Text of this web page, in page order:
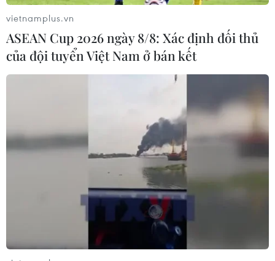
dự án "Dòng chảy phương Bắc 2" đi vào hoạt động bất
chấp căng thẳng xung quanh vấn đề Ukraine.
Thủ tướng Hungary ưu tiên đảm bảo
vietnamplus.vn
ASEAN Cup 2026 ngày 8/8: Xác định đối thủ
của đội tuyển Việt Nam ở bán kết